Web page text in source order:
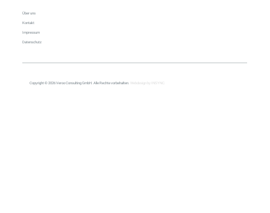
Copyright © 2026 Veroo Consulting GmbH. Alle Rechte vorbehalten. Webdesign by INSYNC.
Über uns
Kontakt
Impressum
Datenschutz